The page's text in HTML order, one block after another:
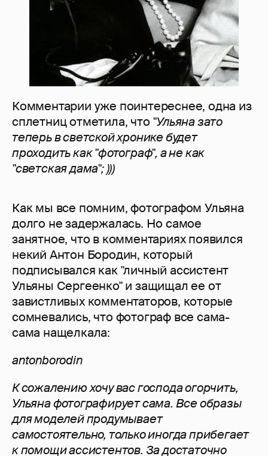
Комментарии уже поинтереснее, одна из
сплетниц отметила, что "Ульяна зато
теперь в светской хронике будет
проходить как "фотограф", а не как
"светская дама"; )))
Как мы все помним, фотографом Ульяна
долго не задержалась. Но самое
занятное, что в комментариях появился
некий Антон Бородин, который
подписывался как "личный ассистент
Ульяны Сергеенко" и защищал ее от
завистливых комментаторов, которые
сомневались, что фотограф все сама-
сама нащелкала:
antonborodin
К сожалению хочу вас господа огорчить,
Ульяна фотографирует сама. Все образы
для моделей продумывает
самостоятельно, только иногда прибегает
к помощи ассистентов. За достаточно